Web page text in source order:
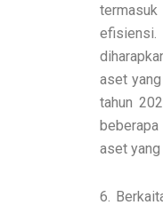
aset
tahun
aset
6.